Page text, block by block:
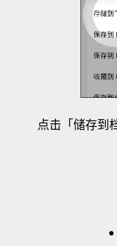
点击「储存到